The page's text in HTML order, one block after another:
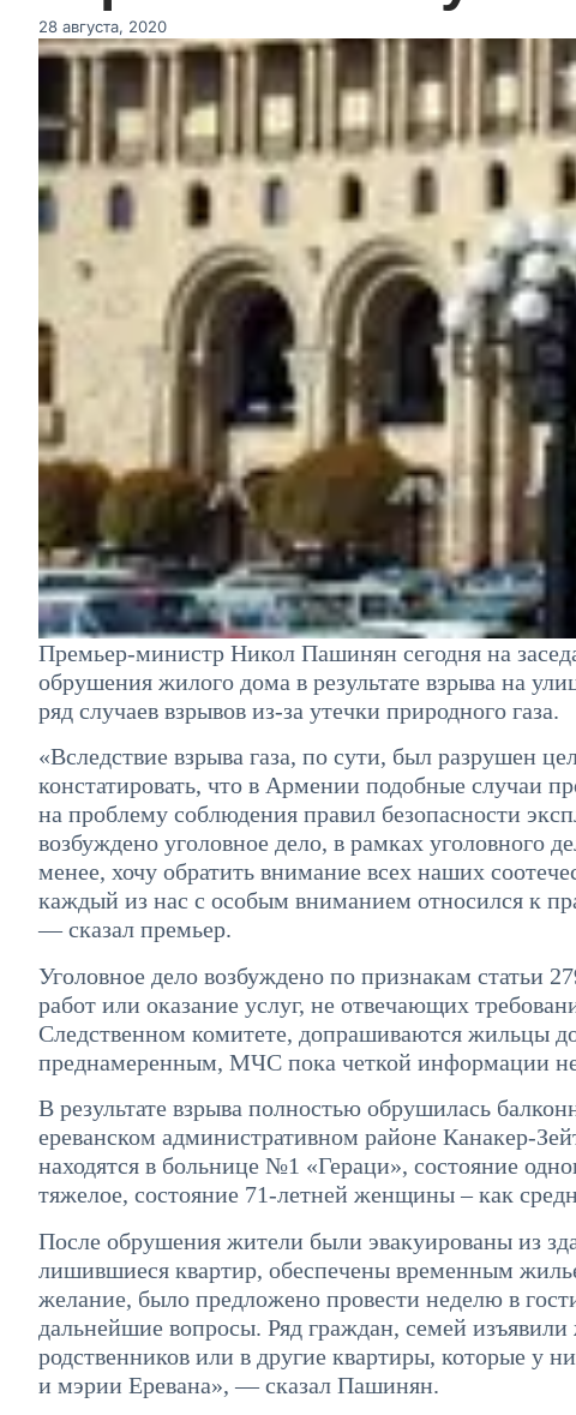
28 августа, 2020
Премьер-министр Никол Пашинян сегодня на
обрушения жилого дома в результате взрыва на
ряд случаев взрывов из-за утечки природного газа.
«Вследствие взрыва газа, по сути, был разрушен
констатировать, что в Армении подобные случаи
на проблему соблюдения правил безопасности
возбуждено уголовное дело, в рамках уголовного
менее, хочу обратить внимание всех наших
каждый из нас с особым вниманием относился к
— сказал премьер.
Уголовное дело возбуждено по признакам статьи
работ или оказание услуг, не отвечающих
Следственном комитете, допрашиваются жильцы
преднамеренным, МЧС пока четкой информации
В результате взрыва полностью обрушилась
ереванском административном районе Канакер-
находятся в больнице №1 «Гераци», состояние
тяжелое, состояние 71-летней женщины – как
После обрушения жители были эвакуированы из
лишившиеся квартир, обеспечены временным
желание, было предложено провести неделю в
дальнейшие вопросы. Ряд граждан, семей
родственников или в другие квартиры, которые у
и мэрии Еревана», — сказал Пашинян.